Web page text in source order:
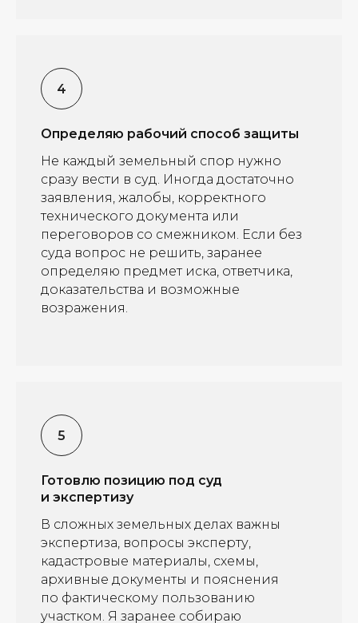
Определяю рабочий способ защиты
Не каждый земельный спор нужно
сразу вести в суд. Иногда достаточно
заявления, жалобы, корректного
технического документа или
переговоров со смежником. Если без
суда вопрос не решить, заранее
определяю предмет иска, ответчика,
доказательства и возможные
возражения.
Готовлю позицию под суд
и экспертизу
В сложных земельных делах важны
экспертиза, вопросы эксперту,
кадастровые материалы, схемы,
архивные документы и пояснения
по фактическому пользованию
участком. Я заранее собираю